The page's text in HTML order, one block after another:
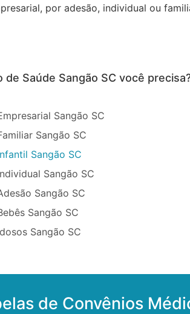
por adesão, individual ou
de Saúde Sangão SC você
Sangão SC
Sangão SC
Sangão SC
Sangão SC
Sangão SC
Sangão SC
Sangão SC
de Convênios